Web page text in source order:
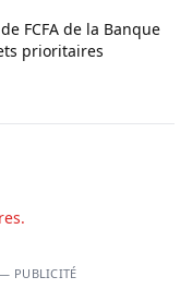
FCFA de la Banque
prioritaires
— PUBLICITÉ